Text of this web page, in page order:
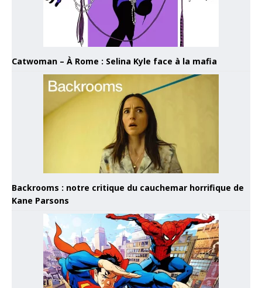
Catwoman – À Rome : Selina Kyle face à la mafia
Backrooms : notre critique du cauchemar horrifique de
Kane Parsons